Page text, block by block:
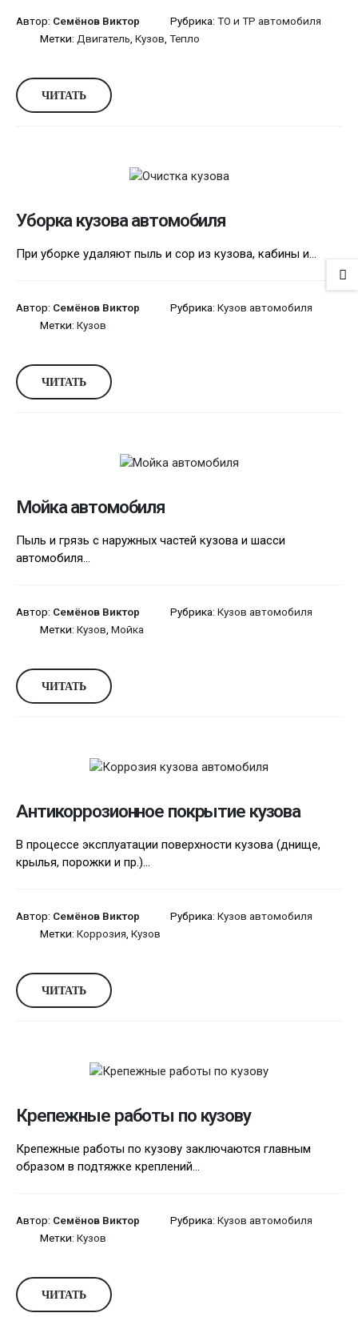
Автор: Семёнов Виктор Рубрика: ТО и ТР автомобиля
Метки: Двигатель Кузов Тепло
ЧИТАТЬ
Уборка кузова автомобиля
При уборке удаляют пыль и сор из кузова, кабины и...
Автор: Семёнов Виктор Рубрика: Кузов автомобиля
Метки: Кузов
ЧИТАТЬ
Мойка автомобиля
Пыль и грязь с наружных частей кузова и шасси
автомобиля...
Автор: Семёнов Виктор Рубрика: Кузов автомобиля
Метки: Кузов Мойка
ЧИТАТЬ
Антикоррозионное покрытие кузова
В процессе эксплуатации поверхности кузова (днище,
крылья, порожки и пр.)...
Автор: Семёнов Виктор Рубрика: Кузов автомобиля
Метки: Коррозия Кузов
ЧИТАТЬ
Крепежные работы по кузову
Крепежные работы по кузову заключаются главным
образом в подтяжке креплений...
Автор: Семёнов Виктор Рубрика: Кузов автомобиля
Метки: Кузов
ЧИТАТЬ